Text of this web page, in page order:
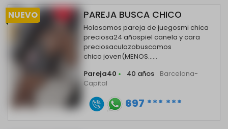
NUEVO PAREJA BUSCA CHICO
Holasomos pareja de juegosmi chica
preciosa24 añospiel canela y cara
preciosaculazobuscamos
chico joven(MENOS......
Pareja40 • 40 años
Barcelona-
Capital
697 *** ***